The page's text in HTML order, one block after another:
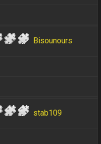
Bisounours
stab109